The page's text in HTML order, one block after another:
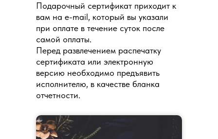
Подарочный сертификат приходит к
вам на e-mail, который вы указали
при оплате в течение суток после
самой оплаты.
Перед развлечением распечатку
сертификата или электронную
версию необходимо предъявить
исполнителю, в качестве бланка
отчетности.